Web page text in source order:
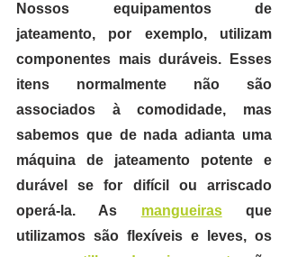
Nossos equipamentos de
jateamento, por exemplo, utilizam
componentes mais duráveis. Esses
itens normalmente não são
associados à comodidade, mas
sabemos que de nada adianta uma
máquina de jateamento potente e
durável se for difícil ou arriscado
operá-la. As mangueiras que